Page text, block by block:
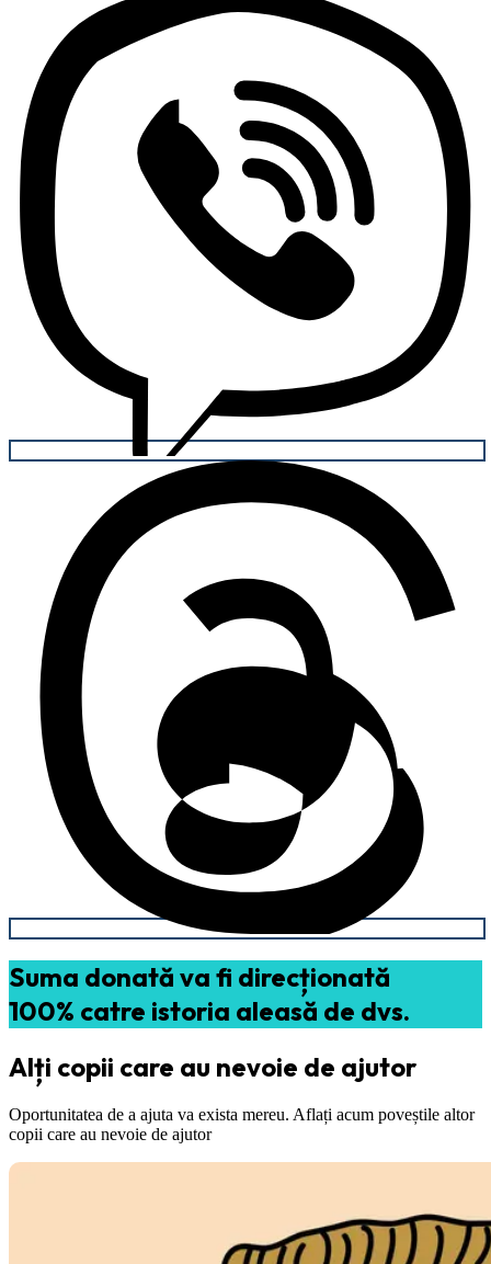
Suma donată va fi direcționată
100% catre istoria aleasă de dvs.
Alți copii care au nevoie de ajutor
Oportunitatea de a ajuta va exista mereu. Aflați acum poveștile altor
copii care au nevoie de ajutor